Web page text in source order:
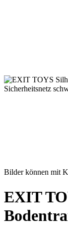
Bilder können mit
EXIT